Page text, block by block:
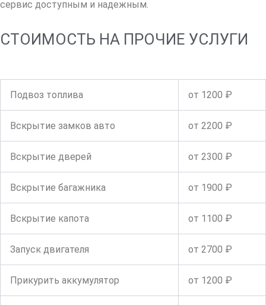
сервис доступным и надежным.
СТОИМОСТЬ НА ПРОЧИЕ УСЛУГИ
Подвоз топлива от 1200 ₽
Вскрытие замков авто от 2200 ₽
Вскрытие дверей от 2300 ₽
Вскрытие багажника от 1900 ₽
Вскрытие капота от 1100 ₽
Запуск двигателя от 2700 ₽
Прикурить аккумулятор от 1200 ₽